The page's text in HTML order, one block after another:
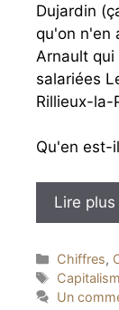
Dujardin
qu'on n'en
Arnault
salariées
Rillieux-la-
Qu'en est-
Lire plus
Chiffres,
Étiquettes
Un